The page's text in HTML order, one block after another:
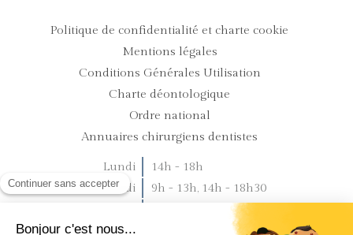
Politique de confidentialité et charte cookie
Mentions légales
Conditions Générales Utilisation
Charte déontologique
Ordre national
Annuaires chirurgiens dentistes
Lundi
14h - 18h
Mardi
9h - 13h, 14h - 18h30
14h - 18h30
Jeudi
14h - 18h30